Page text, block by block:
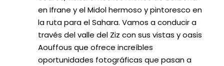
en Ifrane y el Midol hermoso y pintoresco en
la ruta para el Sahara. Vamos a conducir a
través del valle del Ziz con sus vistas y oasis
Aouffous que ofrece increíbles
oportunidades fotográficas que pasan a